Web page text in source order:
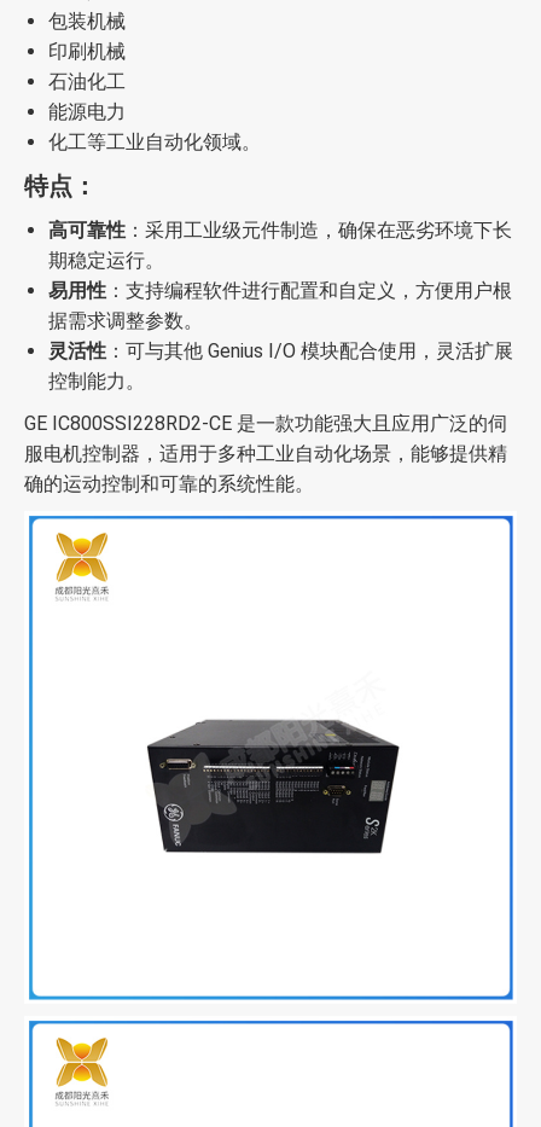
包装机械
印刷机械
石油化工
能源电力
化工等工业自动化领域。
特点：
高可靠性 ：采用工业级元件制造，确保在恶劣环境下长
期稳定运行。
易用性 ：支持编程软件进行配置和自定义，方便用户根
据需求调整参数。
灵活性 ：可与其他 Genius I/O 模块配合使用，灵活扩展
控制能力。
GE IC800SSI228RD2-CE 是一款功能强大且应用广泛的伺
服电机控制器，适用于多种工业自动化场景，能够提供精
确的运动控制和可靠的系统性能。